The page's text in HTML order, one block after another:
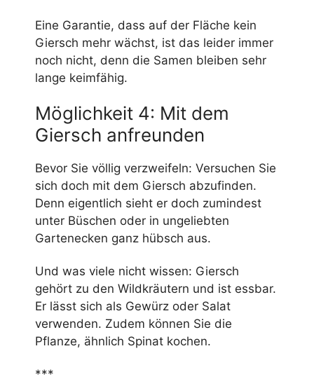
Eine Garantie, dass auf der Fläche kein
Giersch mehr wächst, ist das leider immer
noch nicht, denn die Samen bleiben sehr
lange keimfähig.
Möglichkeit 4: Mit dem
Giersch anfreunden
Bevor Sie völlig verzweifeln: Versuchen Sie
sich doch mit dem Giersch abzufinden.
Denn eigentlich sieht er doch zumindest
unter Büschen oder in ungeliebten
Gartenecken ganz hübsch aus.
Und was viele nicht wissen: Giersch
gehört zu den Wildkräutern und ist essbar.
Er lässt sich als Gewürz oder Salat
verwenden. Zudem können Sie die
Pflanze, ähnlich Spinat kochen.
***